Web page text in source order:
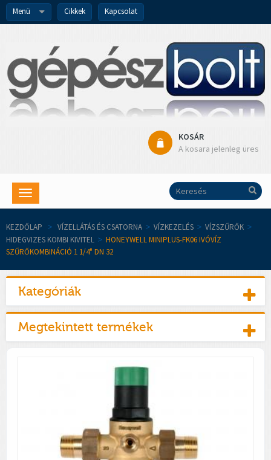
Menü Cikkek Kapcsolat
KOSÁR
A kosara jelenleg üres
Toggle
navigation
KEZDŐLAP > VÍZELLÁTÁS ÉS CSATORNA > VÍZKEZELÉS > VÍZSZŰRŐK >
HIDEGVIZES KOMBI KIVITEL > HONEYWELL MINIPLUS-FK06 IVÓVÍZ
SZŰRŐKOMBINÁCIÓ 1 1/4" DN 32
Kategóriák
Megtekintett termékek